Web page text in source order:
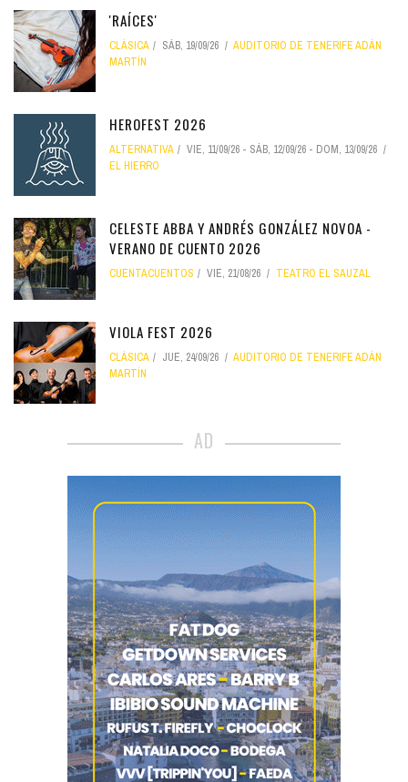
'RAÍCES'
CLÁSICA SÁB, 19/09/26
AUDITORIO DE TENERIFE ADÁN
MARTÍN
HEROFEST 2026
ALTERNATIVA VIE, 11/09/26 - SÁB, 12/09/26 - DOM, 13/09/26
EL HIERRO
CELESTE ABBA Y ANDRÉS GONZÁLEZ NOVOA -
VERANO DE CUENTO 2026
CUENTACUENTOS VIE, 21/08/26 TEATRO EL SAUZAL
VIOLA FEST 2026
CLÁSICA JUE, 24/09/26
AUDITORIO DE TENERIFE ADÁN
MARTÍN
AD